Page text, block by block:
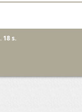
18 s.